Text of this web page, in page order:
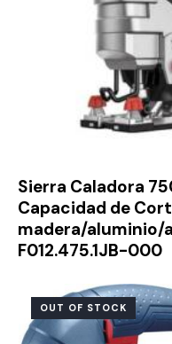
Sierra Caladora
Capacidad de
madera/aluminio/
F012.475.1JB-000
OUT OF STOCK